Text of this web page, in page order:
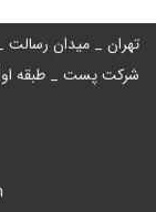
تهران _ میدان رسالت
شرکت پست _ طبقه اول